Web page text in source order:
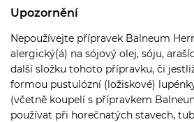
Upozornění
Nepoužívejte přípravek Balneum
alergický(á) na sójový olej, sóju,
další složku tohoto přípravku, či
formou pustulózní (ložiskové)
(včetně koupelí s přípravkem
používat při horečnatých stavech,